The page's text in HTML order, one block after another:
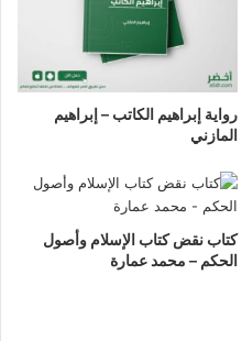
رواية إبراهيم الكاتب – إبراهيم
المازني
كتاب نقض كتاب الإسلام وأصول
الحكم – محمد عمارة